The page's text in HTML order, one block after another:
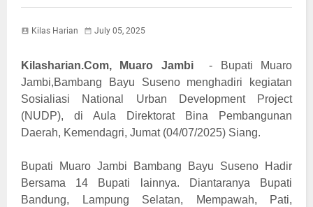
Kilas Harian July 05, 2025
Kilasharian.Com, Muaro Jambi-
Bupati Muaro
Jambi,Bambang Bayu Suseno menghadiri kegiatan
Sosialiasi National Urban Development Project
(NUDP), di Aula Direktorat Bina Pembangunan
Daerah, Kemendagri, Jumat (04/07/2025) Siang.
Bupati Muaro Jambi Bambang Bayu Suseno Hadir
Bersama 14 Bupati lainnya. Diantaranya Bupati
Bandung, Lampung Selatan, Mempawah, Pati,